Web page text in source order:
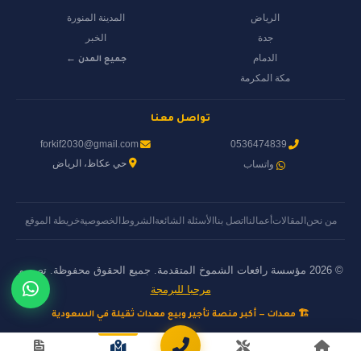
الرياض
جدة
الدمام
مكة المكرمة
المدينة المنورة
الخبر
جميع المدن ←
تواصل معنا
0536474839
واتساب
forkif2030@gmail.com
حي عكاظ، الرياض
من نحنالمقالات أعمالنااتصل بناالأسئلة الشائعةالشروط الخصوصيةخريطة الموقع
© 2026 مؤسسة رافعات الشموخ المتقدمة. جميع الحقوق محفوظة. تصميم
مرحبا للبرمجة
🏗️ معدات — أكبر منصة تأجير وبيع معدات ثقيلة في السعودية